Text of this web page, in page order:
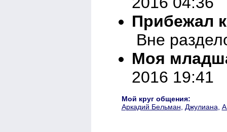
Прибежал
Вне
Моя
2016 19:41
Мой круг общения:
Аркадий Бельман
Джулиана